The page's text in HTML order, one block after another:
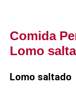
Comida
Lomo
Lomo saltado